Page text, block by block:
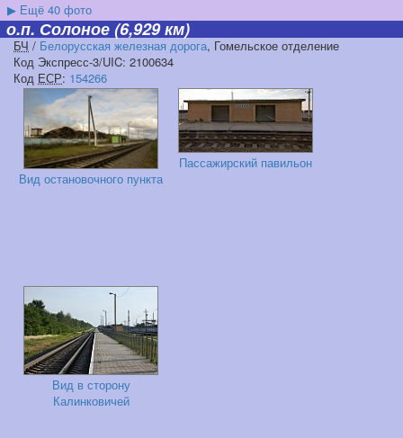
▶ Ещё 40 фото
о.п. Солоное(6,929 км)
БЧ / Белорусская железная дорога, Гомельское отделение
Код Экспресс-3/UIC: 2100634
Код ЕСР: 154266
Вид остановочного пункта
Пассажирский павильон
Вид в сторону
Калинковичей